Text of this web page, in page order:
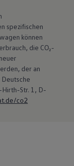
spezifischen
können
die CO₂-
der an
Hirth-Str. 1, D-
co2